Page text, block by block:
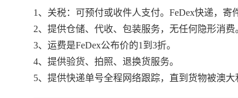
1、关税：可预付或收件人支付。FeDex快递，
2、提供仓储、代收、包装服务，无任何隐形消费
3、运费是FeDex公布价的1到3折。
4、提供验货、拍照、退换货服务。
5、提供快递单号全程网络跟踪，直到货物被澳大